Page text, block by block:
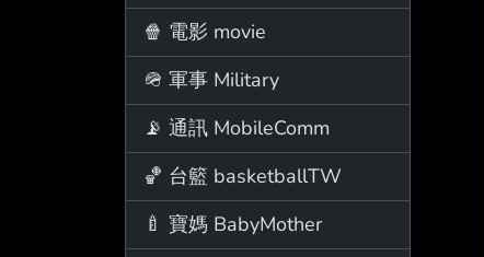
🍿 電影 movie
🪖 軍事 Military
📡 通訊 MobileComm
🏀 台籃 basketballTW
🍼 寶媽 BabyMother